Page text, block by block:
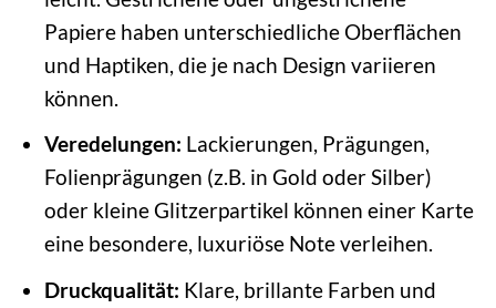
Papiere haben unterschiedliche Oberflächen
und Haptiken, die je nach Design variieren
können.
Veredelungen: Lackierungen, Prägungen,
Folienprägungen (z.B. in Gold oder Silber)
oder kleine Glitzerpartikel können einer Karte
eine besondere, luxuriöse Note verleihen.
Druckqualität: Klare, brillante Farben und